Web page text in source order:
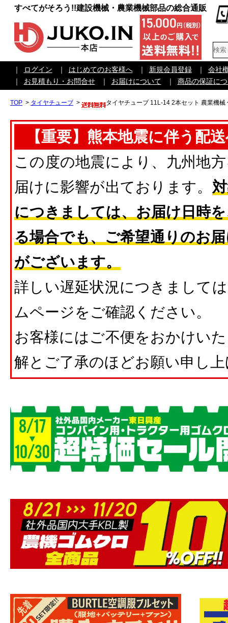
すべてがそろう!!建設機械・農業機械部品の総合通販
｜ ログイン ｜ はじめてのお客様へ ｜ 新規会員登録 ｜
会社
｜
お見積もり・お問合せ ｜ お届けについて ｜ 商品の保証に
TOP > タイヤチューブ > タイヤチューブ 11L-14 2本セット 農業機械
【重要】熊本地震に伴う配
この度の地震により、九州地
届けに影響が出ております。
につきましては、お届け日時
る場合でも、ご希望通りのお
がございます。
詳しい遅延状況につきまして
ムページをご確認ください。
お客様にはご不便をおかけい
解とご了承のほどお願い申し